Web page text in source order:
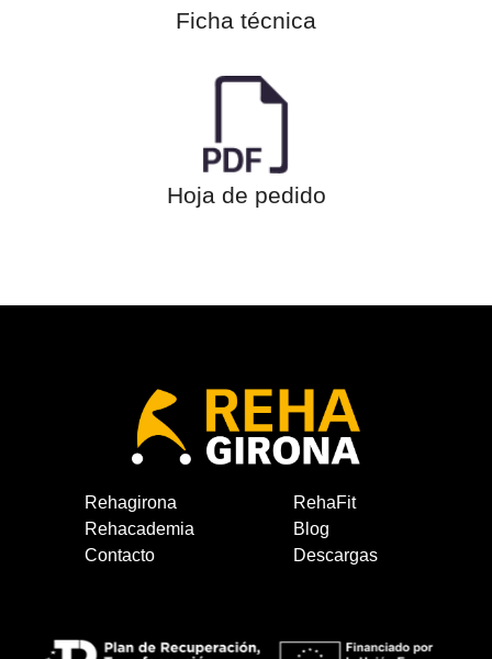
Ficha técnica
Hoja de pedido
Rehagirona
RehaFit
Rehacademia
Blog
Contacto
Descargas